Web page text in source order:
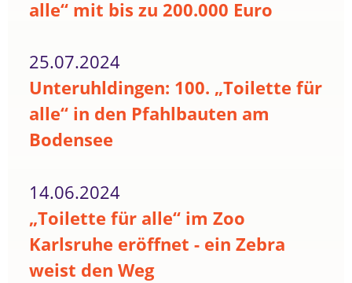
alle“ mit bis zu 200.000 Euro
25.07.2024
Unteruhldingen: 100. „Toilette für
alle“ in den Pfahlbauten am
Bodensee
14.06.2024
„Toilette für alle“ im Zoo
Karlsruhe eröffnet - ein Zebra
weist den Weg